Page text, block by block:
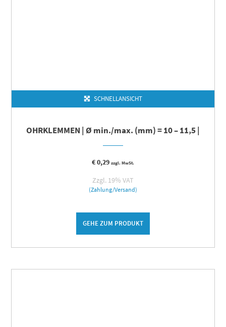
SCHNELLANSICHT
OHRKLEMMEN | Ø min./max. (mm) = 10 – 11,5 |
€0,29 zzgl. MwSt.
Zzgl. 19% VAT
(Zahlung/Versand)
GEHE ZUM PRODUKT